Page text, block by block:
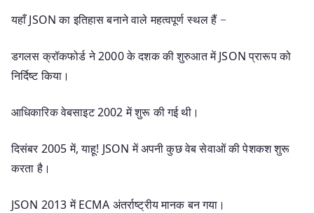
यहाँ JSON का इतिहास बनाने वाले महत्वपूर्ण स्थल हैं −
डगलस क्रॉकफोर्ड ने 2000 के दशक की शुरुआत में JSON प्रारूप को
निर्दिष्ट किया।
आधिकारिक वेबसाइट 2002 में शुरू की गई थी।
दिसंबर 2005 में, याहू! JSON में अपनी कुछ वेब सेवाओं की पेशकश शुरू
करता है।
JSON 2013 में ECMA अंतर्राष्ट्रीय मानक बन गया।